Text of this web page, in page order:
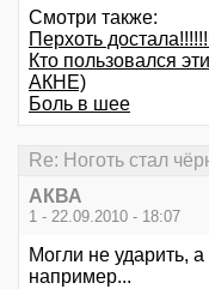
Смотри также:
Перхоть
Кто пользовался
АКНЕ)
Боль в шее
Re: Ноготь стал
АКВА
1 - 22.09.2010 - 18:07
Могли не ударить,
например...